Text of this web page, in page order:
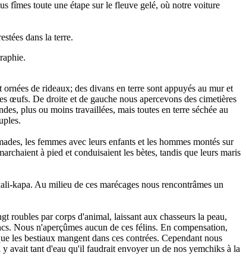
fîmes toute une étape sur le fleuve gelé, où notre voiture
dans la terre.
de rideaux; des divans en terre sont appuyés au mur et
œufs. De droite et de gauche nous apercevons des cimetières
plus ou moins travaillées, mais toutes en terre séchée au
les femmes avec leurs enfants et les hommes montés sur
à pied et conduisaient les bètes, tandis que leurs maris
kapa. Au milieu de ces marécages nous rencontrâmes un
roubles par corps d'animal, laissant aux chasseurs la peau,
Nous n'aperçûmes aucun de ces félins. En compensation,
les bestiaux mangent dans ces contrées. Cependant nous
avait tant d'eau qu'il faudrait envoyer un de nos yemchiks à la